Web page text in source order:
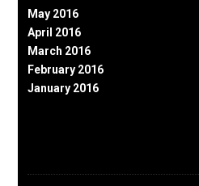
May 2016
April 2016
March 2016
February 2016
January 2016